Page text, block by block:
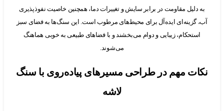
مقاومت در برابر سایش و تغییرات دما، همچنین خاصیت نفوذپذیری
گزینه‌ای ایده‌آل برای محیط‌های مرطوب است. این سنگ‌ها به فضای سبز
زیبایی و دوام می‌بخشند و با فضاهای طبیعی به خوبی هماهنگ
مهم در طراحی مسیرهای پیاده‌روی با سنگ